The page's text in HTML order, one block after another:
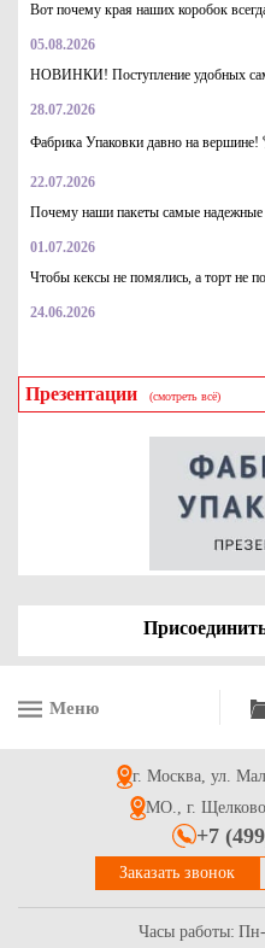
Вот почему края наших коробок
05.08.2026
НОВИНКИ! Поступление удобных
28.07.2026
Фабрика Упаковки давно на вершине!
22.07.2026
Почему наши пакеты самые надежные
01.07.2026
Чтобы кексы не помялись, а торт не
24.06.2026
Презентации (смотреть всё)
Меню
г. Москва, ул.
МО., г. Щелково,
+7
Заказать звонок
Часы работы: Пн-